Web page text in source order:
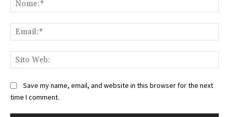
Save my name, email, and website in this browser for the next
time I comment.